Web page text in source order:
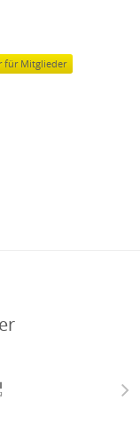
für Mitglieder